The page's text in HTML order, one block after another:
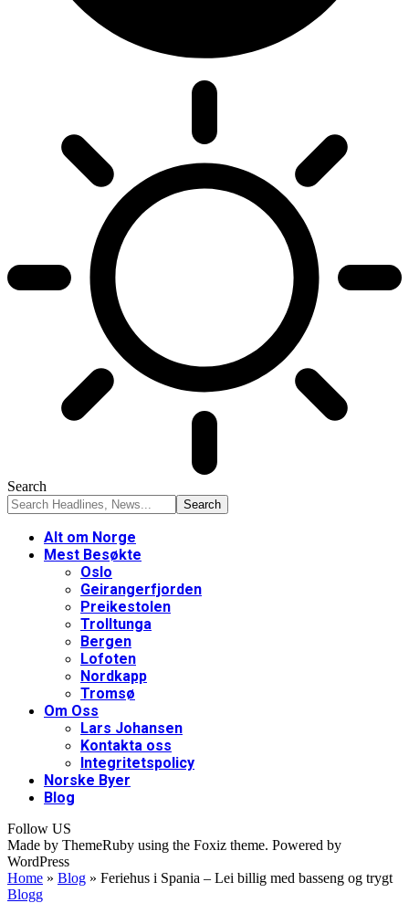
Search
Alt om Norge
Mest Besøkte
Oslo
Geirangerfjorden
Preikestolen
Trolltunga
Bergen
Lofoten
Nordkapp
Tromsø
Om Oss
Lars Johansen
Kontakta oss
Integritetspolicy
Norske Byer
Blog
Follow US
Made by ThemeRuby using the Foxiz theme. Powered by
WordPress
Home » Blog » Feriehus i Spania – Lei billig med basseng og trygt
Blogg